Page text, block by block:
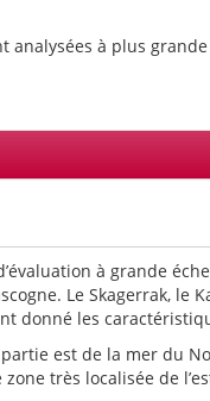
analysées à plus
à grande
Le Skagerrak, le
donné les
est de la mer du
très localisée de